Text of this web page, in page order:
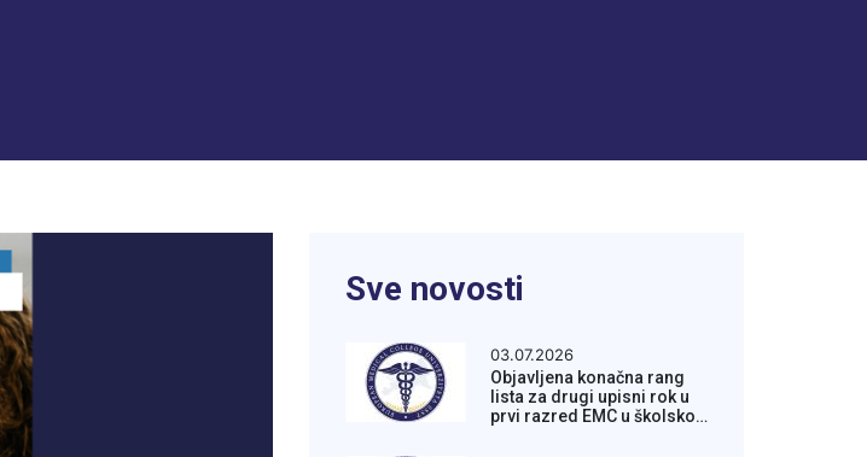
Sve novosti
03.07.2026
Objavljena konačna rang
lista za drugi upisni rok u
prvi razred EMC u školskoj